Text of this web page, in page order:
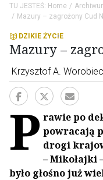
TU JESTEŚ: Home
Mazury – zagrożony Cud
DZIKIE ŻYCIE
Mazury –
Krzysztof A. Worobiec
P rawie po
powracają
drogi
– Mikołajki
było głośno już